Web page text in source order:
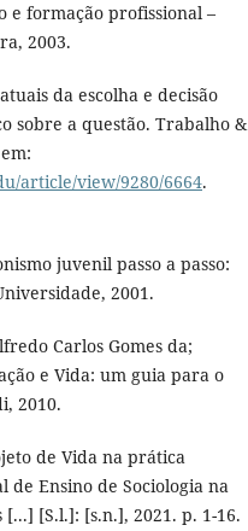
e formação profissional –
2003.
da escolha e decisão
sobre a questão. Trabalho &
article/view/9280/6664.
juvenil passo a passo:
2001.
Carlos Gomes da;
e Vida: um guia para o
2010.
de Vida na prática
de Ensino de Sociologia na
[S.l.]: [s.n.], 2021. p. 1-16.